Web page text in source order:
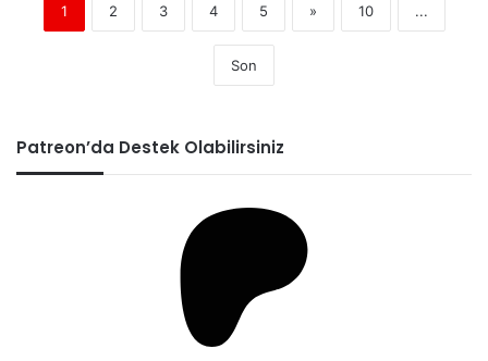
1 2 3 4 5 » 10 ...
Son
Patreon’da Destek Olabilirsiniz